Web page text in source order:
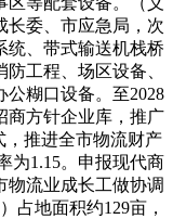
长委、市应急局，次
统、带式输送机栈桥
工程、场区设备、
糊口设备。至2028
商方针企业库，推广
，推进全市物流财产
为1.15。申报现代商
物流业成长工做协调
占地面积约129亩，